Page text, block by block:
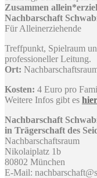
Zusammen
Nachbarschaft
Für Alleinerziehende
Treffpunkt, Spielraum
professioneller Leitung.
Ort:
Kosten: 4 Euro pro
Weitere Infos gibt es hier
Nachbarschaft
in Trägerschaft des
Nachbarschaftsraum
Nikolaiplatz 1b
80802 München
E-Mail: